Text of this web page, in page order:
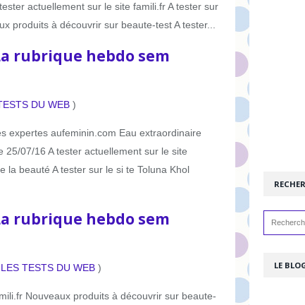
actuellement sur le site famili.fr A tester sur
produits à découvrir sur beaute-test A tester...
La rubrique hebdo sem
DU WEB )
expertes aufeminin.com Eau extraordinaire
25/07/16 A tester actuellement sur le site
la beauté A tester sur le si te Toluna Khol
La rubrique hebdo sem
TESTS DU WEB )
Nouveaux produits à découvrir sur beaute-
LE